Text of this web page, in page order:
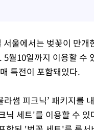
울에서는 벚꽃이 만
월10일까지 이용할 수
특전이 포함돼있다.
라썸 피크닉’ 패키지를
닉 세트'를 이용할 수